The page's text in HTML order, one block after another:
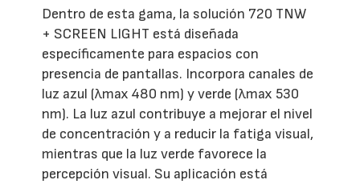
Dentro de esta gama, la solución 720 TNW
+ SCREEN LIGHT está diseñada
específicamente para espacios con
presencia de pantallas. Incorpora canales de
luz azul (λmax 480 nm) y verde (λmax 530
nm). La luz azul contribuye a mejorar el nivel
de concentración y a reducir la fatiga visual,
mientras que la luz verde favorece la
percepción visual. Su aplicación está